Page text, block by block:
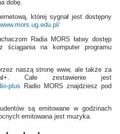
dobę.
której sygnał jest dostępny
Radia MORS łatwy dostęp
ściągania na komputer programu
naszą stronę www, ale także za
Całe zestawienie jest
plus
Radio MORS znajdziesz pod
są emitowane w godzinach
emitowana jest muzyka.